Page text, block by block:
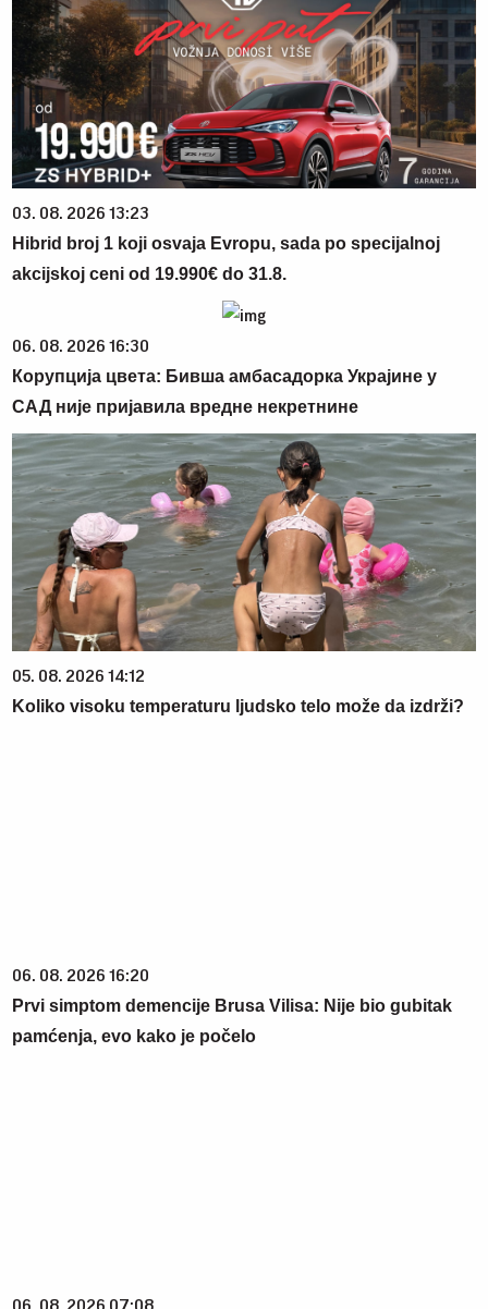
03. 08. 2026 13:23
Hibrid broj 1 koji osvaja Evropu, sada po specijalnoj
akcijskoj ceni od 19.990€ do 31.8.
06. 08. 2026 16:30
Корупција цвета: Бивша амбасадорка Украјине у
САД није пријавила вредне некретнине
05. 08. 2026 14:12
Koliko visoku temperaturu ljudsko telo može da izdrži?
06. 08. 2026 16:20
Prvi simptom demencije Brusa Vilisa: Nije bio gubitak
pamćenja, evo kako je počelo